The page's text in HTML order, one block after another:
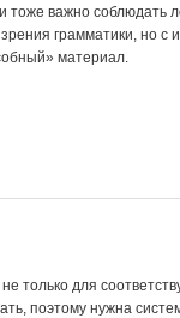
важно соблюдать
грамматики, но
материал.
только для
поэтому нужна